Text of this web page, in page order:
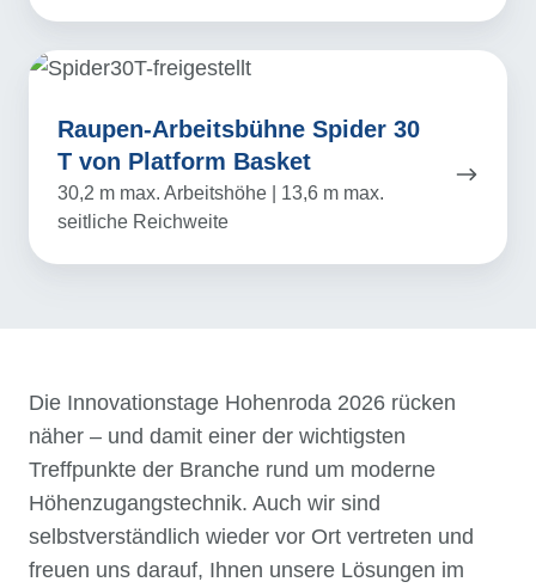
Lift
Raupen-Arbeitsbühne Spider 30
T von Platform Basket
30,2 m max. Arbeitshöhe | 13,6 m max.
seitliche Reichweite
Raupen-
Spider
von
Platform
Die Innovationstage Hohenroda 2026 rücken
näher – und damit einer der wichtigsten
Treffpunkte der Branche rund um moderne
Höhenzugangstechnik. Auch wir sind
selbstverständlich wieder vor Ort vertreten und
freuen uns darauf, Ihnen unsere Lösungen im